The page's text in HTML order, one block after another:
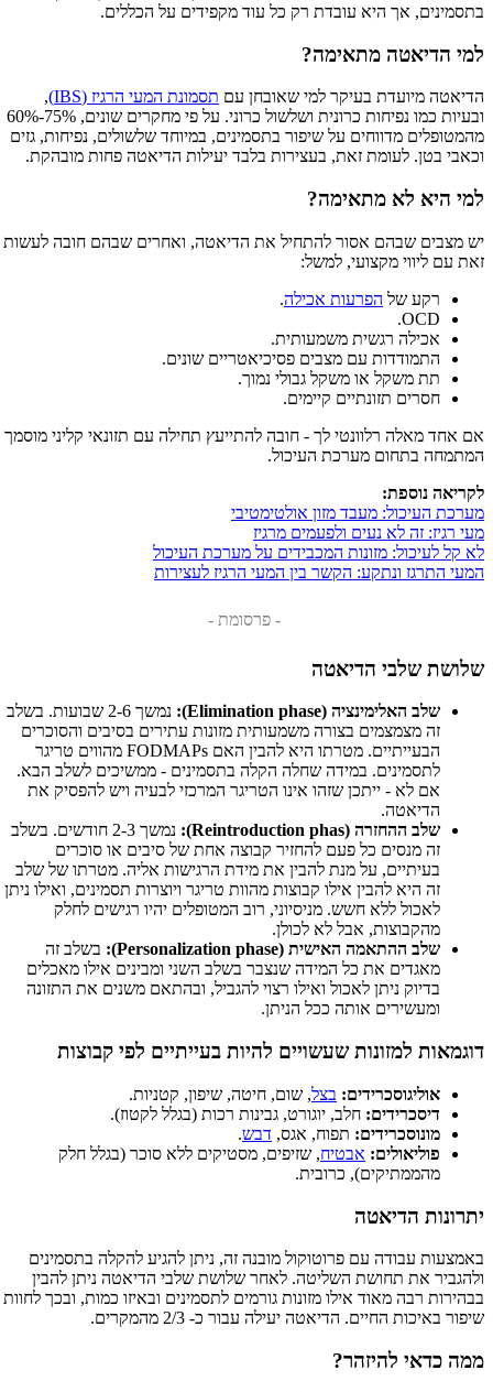
בתסמינים, אך היא עובדת רק כל עוד מקפידים על הכללים.
למי הדיאטה מתאימה?
הדיאטה מיועדת בעיקר למי שאובחן עם תסמונת המעי הרגיז (IBS)
,
ובעיות כמו נפיחות כרונית ושלשול כרוני. על פי מחקרים שונים, 75%-60%
מהמטופלים מדווחים על שיפור בתסמינים, במיוחד שלשולים, נפיחות, גזים
וכאבי בטן. לעומת זאת, בעצירות בלבד יעילות הדיאטה פחות מובהקת.
למי היא לא מתאימה?
יש מצבים שבהם אסור להתחיל את הדיאטה, ואחרים שבהם חובה לעשות
זאת עם ליווי מקצועי, למשל:
רקע של הפרעות אכילה.
OCD.
אכילה רגשית משמעותית.
התמודדות עם מצבים פסיכיאטריים שונים.
תת משקל או משקל גבולי נמוך.
חסרים תזונתיים קיימים.
אם אחד מאלה רלוונטי לך - חובה להתייעץ תחילה עם תזונאי קליני מוסמך
המתמחה בתחום מערכת העיכול.
לקריאה נוספת:
מערכת העיכול: מעבד מזון אולטימטיבי
מעי רגיז: זה לא נעים ולפעמים מרגיז
לא קל לעיכול: מזונות המכבידים על מערכת העיכול
המעי התרגז ונתקע: הקשר בין המעי הרגיז לעצירות
- פרסומת -
שלושת שלבי הדיאטה
שלב האלימינציה (Elimination phase):
נמשך 2-6 שבועות. בשלב
זה מצמצמים בצורה משמעותית מזונות עתירים בסיבים והסוכרים
הבעייתיים. מטרתו היא להבין האם FODMAPs מהווים טריגר
לתסמינים. במידה שחלה הקלה בתסמינים - ממשיכים לשלב הבא.
אם לא - ייתכן שזהו אינו הטריגר המרכזי לבעיה ויש להפסיק את
הדיאטה.
שלב ההחזרה (Reintroduction phas):
נמשך 2-3 חודשים. בשלב
זה מנסים כל פעם להחזיר קבוצה אחת של סיבים או סוכרים
בעיתיים, על מנת להבין את מידת הרגישות אליה. מטרתו של שלב
זה היא להבין אילו קבוצות מהוות טריגר ויוצרות תסמינים, ואילו ניתן
לאכול ללא חשש. מניסיוני, רוב המטופלים יהיו רגישים לחלק
מהקבוצות, אבל לא לכולן.
שלב ההתאמה האישית (Personalization phase):
בשלב זה
מאגדים את כל המידה שנצבר בשלב השני ומבינים אילו מאכלים
בדיוק ניתן לאכול ואילו רצוי להגביל, ובהתאם משנים את התזונה
ומעשירים אותה ככל הניתן.
דוגמאות למזונות שעשויים להיות בעייתיים לפי קבוצות
אוליגוסכרידים: בצל, שום, חיטה, שיפון, קטניות.
דיסכרידים: חלב, יוגורט, גבינות רכות (בגלל לקטוז).
מונוסכרידים: תפוח, אגס, דבש.
פוליאולים: אבטיח, שזיפים, מסטיקים ללא סוכר (בגלל חלק
מהממתיקים), כרובית.
יתרונות הדיאטה
באמצעות עבודה עם פרוטוקול מובנה זה, ניתן להגיע להקלה בתסמינים
ולהגביר את תחושת השליטה. לאחר שלושת שלבי הדיאטה ניתן להבין
בבהירות רבה מאוד אילו מזונות גורמים לתסמינים ובאיזו כמות, ובכך לחוות
שיפור באיכות החיים. הדיאטה יעילה עבור כ- 2/3 מהמקרים.
ממה כדאי להיזהר?